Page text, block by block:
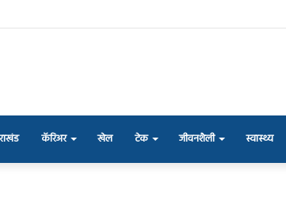
कॅरिअर खेल टेक जीवनशैली स्वास्थ्य